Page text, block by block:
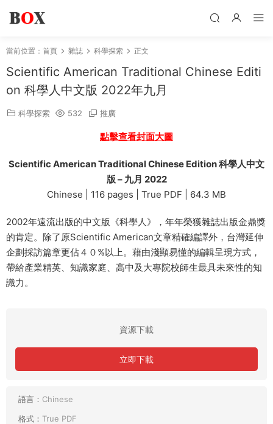
當前位置： 首頁 雜誌 科學探索 正文
Scientific American Traditional Chinese Editi
on 科學人中文版 2022年九月
科學探索 532 推廣
點擊查看封面大圖
Scientific American Traditional Chinese Edition 科學人中文
版 – 九月 2022
Chinese | 116 pages | True PDF | 64.3 MB
2002年遠流出版的中文版《科學人》，年年榮獲雜誌出版金鼎獎
的肯定。除了原Scientific American文章精確編譯外，台灣延伸
企劃採訪篇章更佔４０%以上。藉由淺顯易懂的編輯呈現方式，
帶給產業精英、知識家庭、高中及大專院校師生最具未來性的知
識力。
資源下載
立即下載
語言： Chinese
格式： True PDF